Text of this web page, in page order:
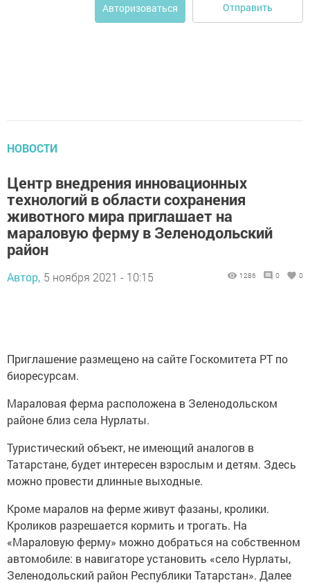
Авторизоваться Отправить
НОВОСТИ
Центр внедрения инновационных
технологий в области сохранения
животного мира приглашает на
мараловую ферму в Зеленодольский
район
Автор, 5 ноября 2021 - 10:15 1286 0 0
Приглашение размещено на сайте Госкомитета РТ по
биоресурсам.
Мараловая ферма расположена в Зеленодольском
районе близ села Нурлаты.
Туристический объект, не имеющий аналогов в
Татарстане, будет интересен взрослым и детям. Здесь
можно провести длинные выходные.
Кроме маралов на ферме живут фазаны, кролики.
Кроликов разрешается кормить и трогать. На
«Мараловую ферму» можно добраться на собственном
автомобиле: в навигаторе установить «село Нурлаты,
Зеленодольский район Республики Татарстан». Далее